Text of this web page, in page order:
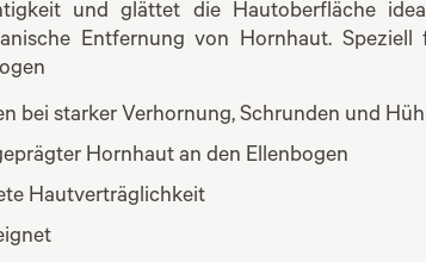
und glättet die Hautoberfläche
Entfernung von Hornhaut. Speziell
bei starker Verhornung, Schrunden und
Hornhaut an den Ellenbogen
Hautverträglichkeit